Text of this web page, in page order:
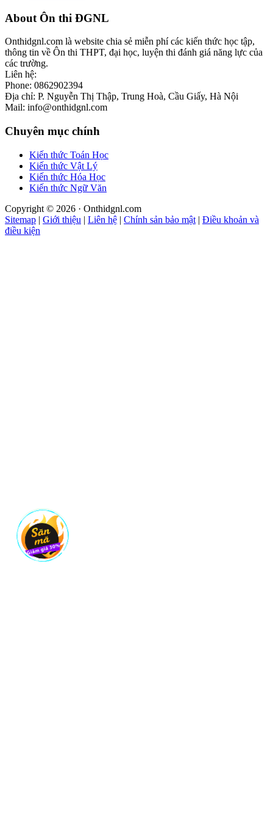
Footer
About Ôn thi ĐGNL
Onthidgnl.com là website chia sẻ miễn phí các kiến thức học tập,
thông tin về Ôn thi THPT, đại học, luyện thi đánh giá năng lực của
các trường.
Liên hệ:
Phone: 0862902394
Địa chỉ: P. Nguyễn Thị Thập, Trung Hoà, Cầu Giấy, Hà Nội
Mail: info@onthidgnl.com
Chuyên mục chính
Kiến thức Toán Học
Kiến thức Vật Lý
Kiến thức Hóa Học
Kiến thức Ngữ Văn
Copyright © 2026 · Onthidgnl.com
Sitemap | Giới thiệu | Liên hệ | Chính sản bảo mật | Điều khoản và
điều kiện